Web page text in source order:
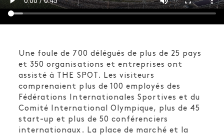
Une foule de 700 délégués de plus de 25 pays
et 350 organisations et entreprises ont
assisté à THE SPOT. Les visiteurs
comprenaient plus de 100 employés des
Fédérations Internationales Sportives et du
Comité International Olympique, plus de 45
start-up et plus de 50 conférenciers
internationaux. La place de marché et la